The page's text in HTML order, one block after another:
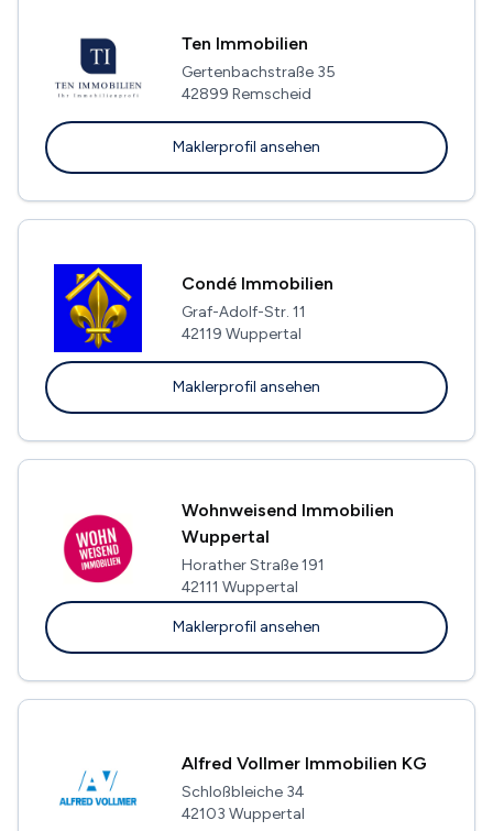
Ten Immobilien
Gertenbachstraße 35
42899 Remscheid
Maklerprofil ansehen
Condé Immobilien
Graf-Adolf-Str. 11
42119 Wuppertal
Maklerprofil ansehen
Wohnweisend Immobilien
Wuppertal
Horather Straße 191
42111 Wuppertal
Maklerprofil ansehen
Alfred Vollmer Immobilien KG
Schloßbleiche 34
42103 Wuppertal